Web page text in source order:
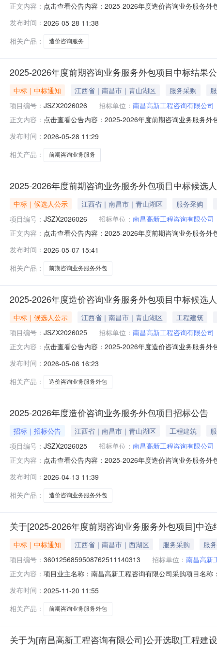
正文内容： 点击查看公告内容：2025-2026年度造价咨询业务服务外
发布时间： 2026-05-28 11:38
相关产品：
造价咨询服务
2025-2026年度前期咨询业务服务外包项目中标结果
中标｜中标通知 江西省｜南昌市｜青山湖区 服务采购
项目编号： JSZX2026026 招标单位： 南昌高新工程咨询有限公司
正文内容： 点击查看公告内容：2025-2026年度前期咨询业务服务外
发布时间： 2026-05-28 11:29
相关产品：
前期咨询业务服务
2025-2026年度前期咨询业务服务外包项目中标候选
中标｜候选人公示 江西省｜南昌市｜青山湖区
服务采购
项目编号： JSZX2026026 招标单位： 南昌高新工程咨询有限公司
正文内容： 点击查看公告内容：2025-2026年度前期咨询业务服务外
发布时间： 2026-05-07 15:41
相关产品：
前期咨询业务服务外包
2025-2026年度造价咨询业务服务外包项目中标候选
中标｜候选人公示 江西省｜南昌市｜青山湖区
工程建筑
项目编号： JSZX2026025 招标单位： 南昌高新工程咨询有限公司
正文内容： 点击查看公告内容：2025-2026年度造价咨询业务服务外
发布时间： 2026-05-06 16:23
相关产品：
造价咨询业务服务外包
2025-2026年度造价咨询业务服务外包项目招标公告
招标｜招标公告 江西省｜南昌市｜青山湖区 工程建筑
项目编号： JSZX2026025 招标单位： 南昌高新工程咨询有限公司
正文内容： 点击查看公告内容：2025-2026年度造价咨询业务服务外
发布时间： 2026-04-13 11:39
相关产品：
造价咨询业务服务外包
关于[2025-2026年度前期咨询业务服务外包项目]中选
中标｜中标通知 江西省｜南昌市｜西湖区 服务采购
服务
项目编号： 3601256859508762511140313 招标单位： 南昌高新
正文内容： 项目业主名称：南昌高新工程咨询有限公司采购项目名
明：包干价洽谈时间：3（个工作日）签订合同时间：15
发布时间： 2025-11-20 11:55
相关产品：
前期咨询业务服务外包
关于为[南昌高新工程咨询有限公司]公开选取[工程建